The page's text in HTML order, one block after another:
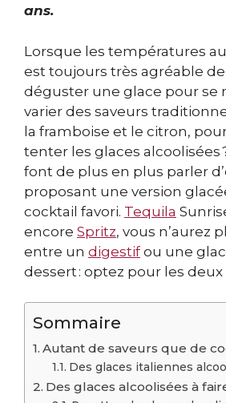
ans.
Lorsque les températures
est toujours très agréable
déguster une glace pour se
varier des saveurs
la framboise et le citron,
tenter les glaces alcoolisées
font de plus en plus parler
proposant une version
cocktail favori. Tequila
encore Spritz, vous n’aurez
entre un digestifou une
dessert : optez pour les deux
Sommaire
Autant de saveurs que de
Des glaces italiennes
Des glaces alcoolisées à